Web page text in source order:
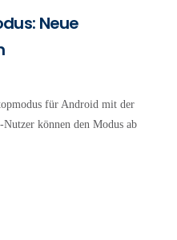
Neue
für Android mit der
Nutzer können den Modus ab